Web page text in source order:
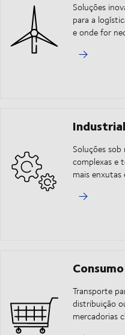
Soluções
para a
e onde for
Industrial
Soluções
complexas e
mais enxutas
Consumo
Transporte
distribuição
mercadorias